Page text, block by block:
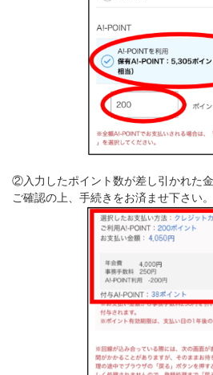
②入力したポイント数が差し引かれた金
ご確認の上、手続きをお済ませ下さい。